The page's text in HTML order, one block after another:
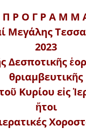
Π Ρ Ο Γ Ρ Α Μ Μ
Μεγάλης
2023
Δεσποτικῆς
θριαμβευτικῆς
Κυρίου εἰς
ἤτοι